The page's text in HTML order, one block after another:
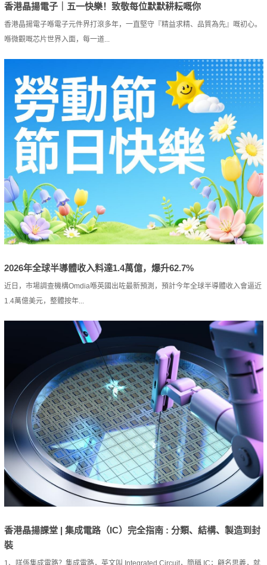
香港晶揚電子｜五一快樂！致敬每位默默耕耘嘅你
香港晶揚電子喺電子元件界打滾多年，一直堅守『精益求精、品質為先』嘅初心。
喺微觀嘅芯片世界入面，每一道...
2026年全球半導體收入料達1.4萬億，爆升62.7%
近日，市場調查機構Omdia喺英國出咗最新預測，預計今年全球半導體收入會逼近
1.4萬億美元，整體按年...
香港晶揚課堂 | 集成電路（IC）完全指南 : 分類、結構、製造到封
裝
1、咩係集成電路？集成電路，英文叫 Integrated Circuit，簡稱 IC；顧名思義，就